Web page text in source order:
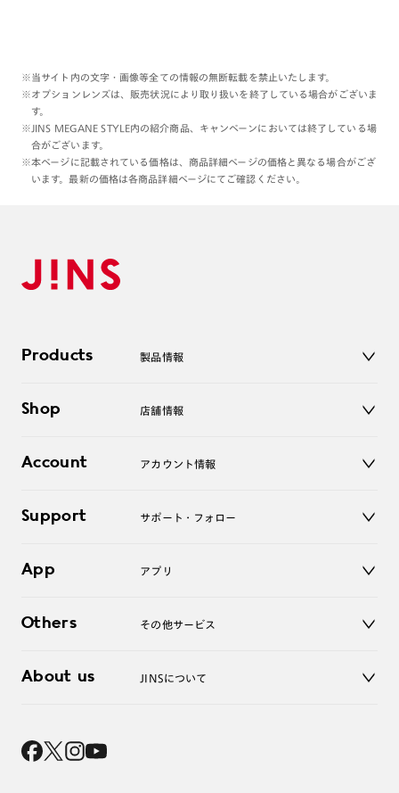
※当サイト内の文字・画像等全ての情報の無断転載を禁止いたします。
※オプションレンズは、販売状況により取り扱いを終了している場合がございま
す。
※JINS MEGANE STYLE内の紹介商品、キャンペーンにおいては終了している場
合がございます。
※本ページに記載されている価格は、商品詳細ページの価格と異なる場合がござ
います。最新の価格は各商品詳細ページにてご確認ください。
Products 製品情報
サングラス
コンタクトレンズ
アクセサリー
Shop 店舗情報
オンラインショップ
Account アカウント情報
ログアウト
Support サポート・フォロー
よくあるご質問
お問い合わせ
App アプリ
Others その他サービス
レンズ交換
About us JINSについて
採用情報